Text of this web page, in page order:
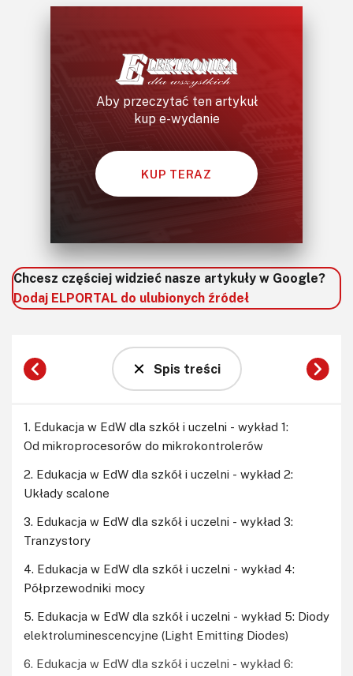
Aby przeczytać ten artykuł
kup e-wydanie
KUP TERAZ
Chcesz częściej widzieć nasze artykuły w Google?
Dodaj ELPORTAL do ulubionych źródeł
Spis treści
1. Edukacja w EdW dla szkół i uczelni - wykład 1:
Od mikroprocesorów do mikrokontrolerów
2. Edukacja w EdW dla szkół i uczelni - wykład 2:
Układy scalone
3. Edukacja w EdW dla szkół i uczelni - wykład 3:
Tranzystory
4. Edukacja w EdW dla szkół i uczelni - wykład 4:
Półprzewodniki mocy
5. Edukacja w EdW dla szkół i uczelni - wykład 5: Diody
elektroluminescencyjne (Light Emitting Diodes)
6. Edukacja w EdW dla szkół i uczelni - wykład 6: